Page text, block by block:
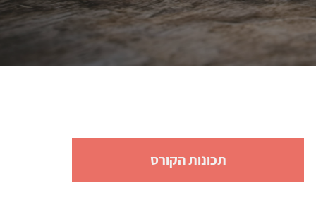
תכונות הקורס